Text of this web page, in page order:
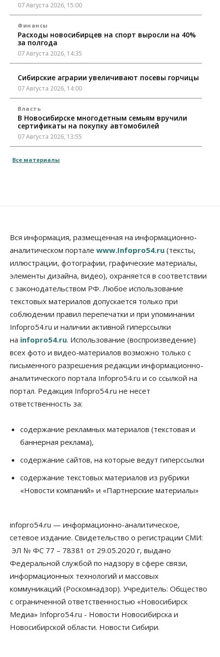
07 Августа 2026, 15:00
Финансы
Расходы новосибирцев на спорт выросли на 40%
за полгода
07 Августа 2026, 14:35
Сибирские аграрии увеличивают посевы горчицы
07 Августа 2026, 14:00
Власть
В Новосибирске многодетным семьям вручили
сертификаты на покупку автомобилей
07 Августа 2026, 13:55
Треть автовладельцев в Новосибирской области
07 Августа 2026, 12:35
Общество
Синоптики рассказали о погоде в Новосибирске
на выходных
07 Августа 2026, 12:00
Жители Новосибирска смогут добровольно
повысить свою пенсию
07 Августа 2026, 11:30
Общество
Деньгами будут распоряжаться дети: в десяти
школах Новосибирской области введут
инициативное бюджетирование
07 Августа 2026, 11:00
заключили под стражу
07 Августа 2026, 10:15
Общество
Новосибирской области, но режима ЧС не будет
07 Августа 2026, 10:00
выстраивают системы защиты от атак БПЛА
07 Августа 2026, 09:00
По «Сибэлектротерму» выдали исполнительные
листы на полмиллиарда рублей
07 Августа 2026, 08:00
Бизнес Власть Медицина Общество
Искусственный интеллект предлагают
привлекать к разработке новых лекарств в
России
Все материалы
Вся информация, размещенная на информационно-
аналитическом портале www.Infopro54.ru (тексты,
иллюстрации, фотографии, графические материалы,
элементы дизайна, видео), охраняется в соответствии
с законодательством РФ. Любое использование
текстовых материалов допускается только при
соблюдении правил перепечатки и при упоминании
Infopro54.ru и наличии активной гиперссылки
на infopro54.ru. Использование (воспроизведение)
всех фото и видео-материалов возможно только с
письменного разрешения редакции информационно-
аналитического портала Infopro54.ru и со ссылкой на
портал. Редакция Infopro54.ru не несет
ответственность за:
содержание рекламных материалов (текстовая и
баннерная реклама),
содержание сайтов, на которые ведут гиперссылки
содержание текстовых материалов из рубрики
«Новости компаний» и «Партнерские материалы»
infopro54.ru — информационно-аналитическое,
сетевое издание. Свидетельство о регистрации СМИ:
ЭЛ № ФС 77 – 78381 от 29.05.2020 г, выдано
Федеральной службой по надзору в сфере связи,
информационных технологий и массовых
коммуникаций (Роскомнадзор). Учредитель: Общество
с ограниченной ответственностью «Новосибирск
Медиа» Infopro54.ru - Новости Новосибирска и
Новосибирской области. Новости Сибири.